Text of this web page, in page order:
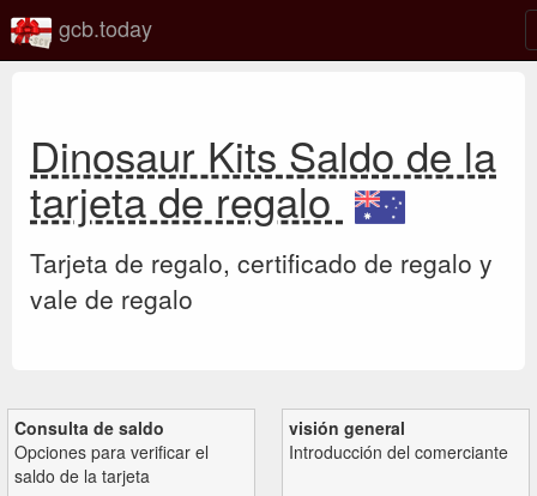
gcb.today
Dinosaur Kits Saldo de la
tarjeta de regalo
Tarjeta de regalo, certificado de regalo y
vale de regalo
Consulta de saldo
Opciones para verificar el
saldo de la tarjeta
visión general
Introducción del comerciante